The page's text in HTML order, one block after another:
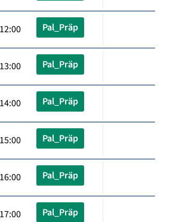
Pal_Präp
Pal_Präp
Pal_Präp
Pal_Präp
Pal_Präp
Pal_Präp